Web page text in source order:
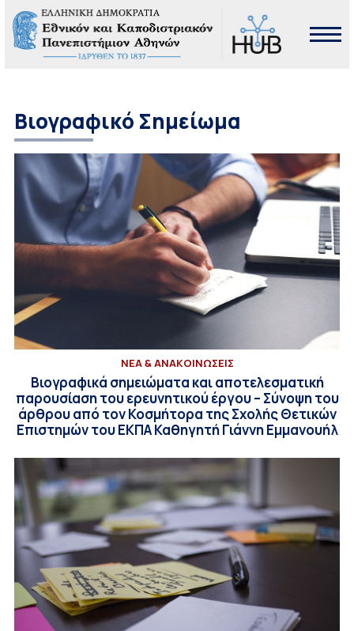
Βιογραφικό Σημείωμα
ΝΕΑ & ΑΝΑΚΟΙΝΩΣΕΙΣ
Βιογραφικά σημειώματα και αποτελεσματική
παρουσίαση του ερευνητικού έργου – Σύνοψη του
άρθρου από τον Κοσμήτορα της Σχολής Θετικών
Επιστημών του ΕΚΠΑ Καθηγητή Γιάννη Εμμανουήλ